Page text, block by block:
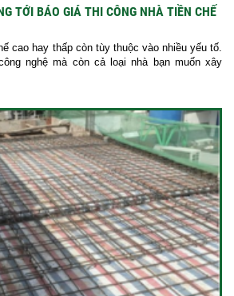
TỚI BÁO GIÁ THI CÔNG NHÀ TIỀN CHẾ
cao hay thấp còn tùy thuộc vào nhiều yếu tố.
nghệ mà còn cả loại nhà bạn muốn xây